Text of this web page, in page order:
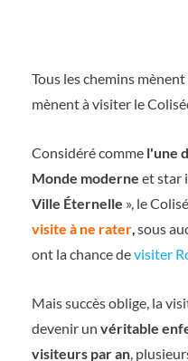
Tous les chemins
mènent à visiter le
Considéré comme l'une
Monde moderne et star
Ville Éternelle », le
visite à ne rater,sous
ont la chance devisiter
Mais succès oblige, la
devenir un véritable
visiteurs par an,